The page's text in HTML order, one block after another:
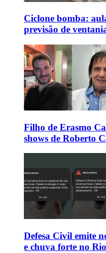
Ciclone bomba:
previsão de
Filho de Erasmo
shows de Roberto
Defesa Civil emite
e chuva forte no